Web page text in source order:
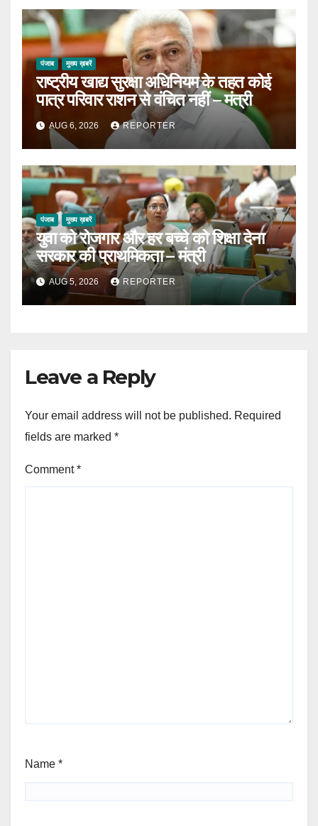
पंजाब मुख्य ख़बरें
राष्ट्रीय खाद्य सुरक्षा अधिनियम के तहत कोई
पात्र परिवार राशन से वंचित नहीं – मंत्री
AUG 6, 2026 REPORTER
पंजाब मुख्य ख़बरें
युवा को रोजगार और हर बच्चे को शिक्षा देना
सरकार की प्राथमिकता – मंत्री
AUG 5, 2026 REPORTER
Leave a Reply
Your email address will not be published. Required
fields are marked *
Comment*
Name *